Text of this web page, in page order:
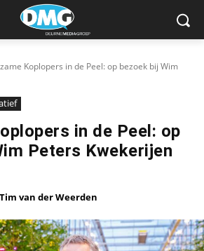
Koplopers in de Peel: op bezoek bij Wim
in de Peel: op
Peters Kwekerijen
Tim van der Weerden